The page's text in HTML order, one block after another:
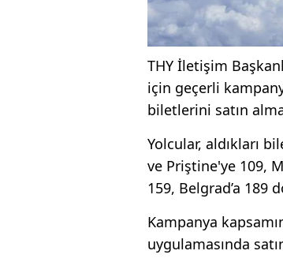
THY İletişim
için geçerli
biletlerini satın
Yolcular, aldıkları
ve Priştine'ye 109,
159, Belgrad’a 189
Kampanya
uygulamasında